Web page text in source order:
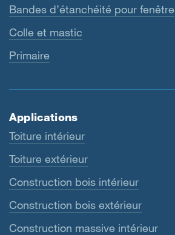
Bandes d’étanchéité pour fenêtre
Colle et mastic
Primaire
Applications
Toiture intérieur
Toiture extérieur
Construction bois intérieur
Construction bois extérieur
Construction massive intérieur